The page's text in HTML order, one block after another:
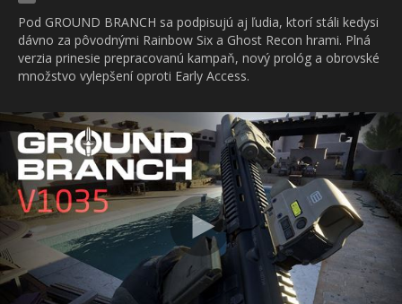
Pod GROUND BRANCH sa podpisujú aj ľudia, ktorí stáli kedysi
dávno za pôvodnými Rainbow Six a Ghost Recon hrami. Plná
verzia prinesie prepracovanú kampaň, nový prológ a obrovské
množstvo vylepšení oproti Early Access.